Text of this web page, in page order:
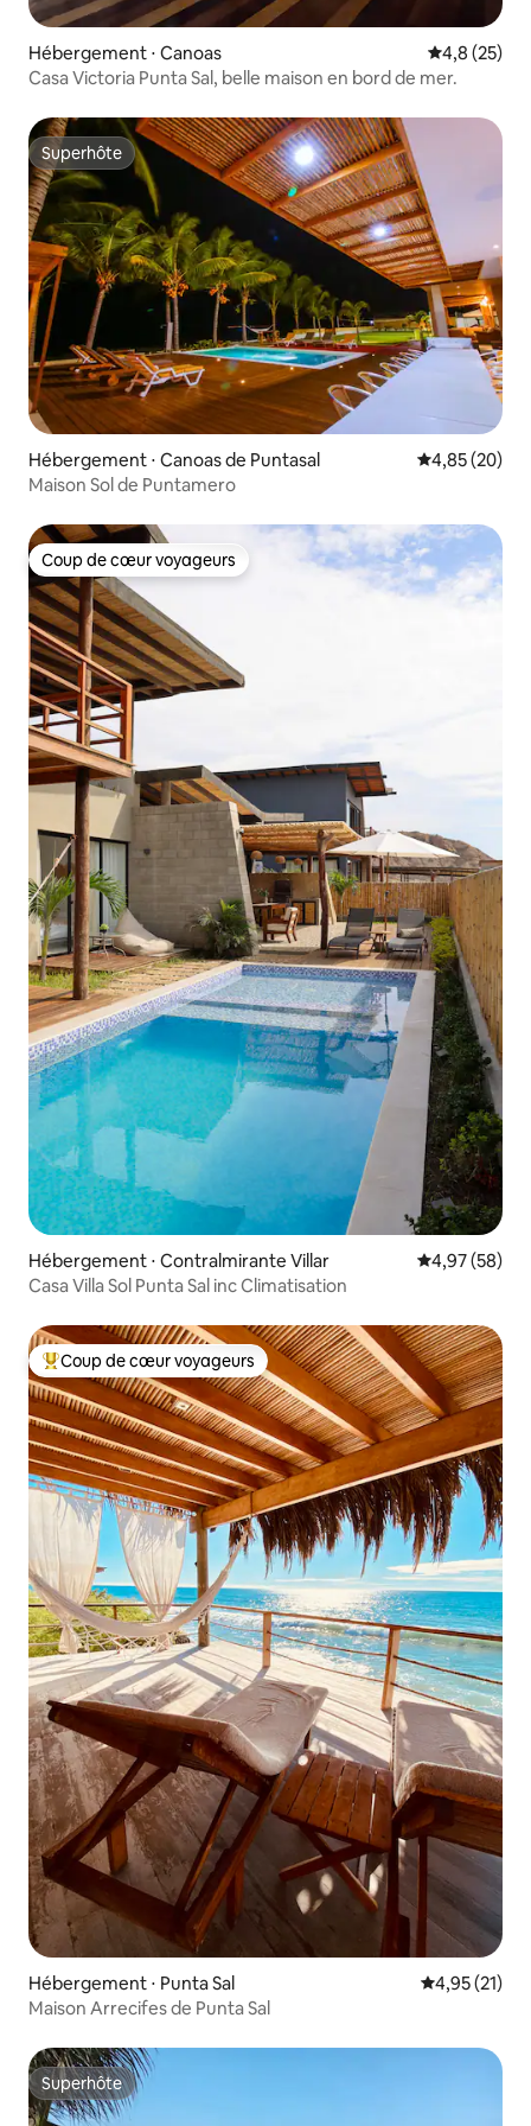
Hébergement ⋅ Canoas Évaluation
4,8 (25)
Casa Victoria Punta Sal, belle maison en bord de mer.
Superhôte
Superhôte
Hébergement ⋅ Canoas de Puntasal Évaluation
4,85 (20)
Maison Sol de Puntamero
Coup de cœur voyageurs
Coup de cœur voyageurs
Hébergement ⋅ Contralmirante Villar Évaluation
4,97 (58)
Casa Villa Sol Punta Sal inc Climatisation
Coups de cœur voyageurs les plus appréciés
Coup de cœur voyageurs
Hébergement ⋅ Punta Sal Évaluation
4,95 (21)
Maison Arrecifes de Punta Sal
Superhôte
Superhôte